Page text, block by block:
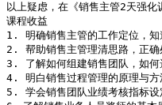
以上疑虑，在《销售主管2天强化
课程收益
1. 明确销售主管的工作定位，知
2. 帮助销售主管理清思路，正确
3. 了解如何组建销售团队，如何
4. 明白销售过程管理的原理与方
5. 学会销售团队业绩考核指标设